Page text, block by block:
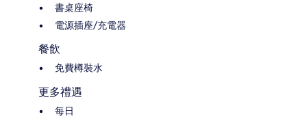
書桌座椅
電源插座/充電器
餐飲
免費樽裝水
更多禮遇
每日